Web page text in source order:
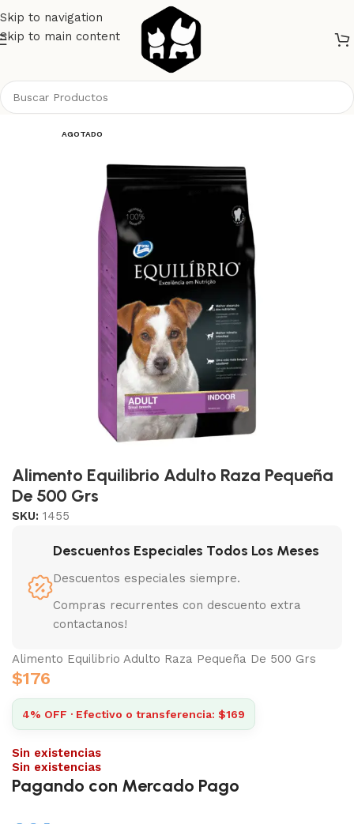
Skip to navigation
Skip to main content
AGOTADO
Alimento Equilibrio Adulto Raza Pequeña
De 500 Grs
SKU: 1455
Descuentos Especiales Todos Los Meses
Descuentos especiales siempre.
Compras recurrentes con descuento extra
contactanos!
Alimento Equilibrio Adulto Raza Pequeña De 500 Grs
$176
4% OFF · Efectivo o transferencia: $169
Sin existencias
Sin existencias
Pagando con Mercado Pago